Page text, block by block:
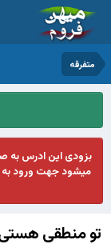
متفرقه
بزودی این ادرس به
میشود جهت ورود
تو منطقی